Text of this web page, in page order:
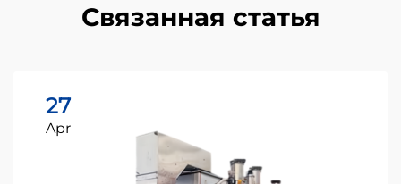
Связанная статья
27
Apr